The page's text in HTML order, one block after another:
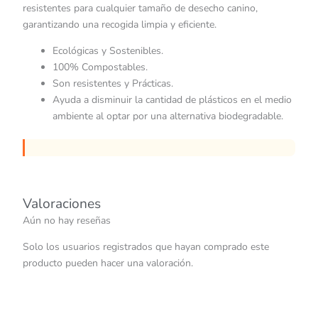
resistentes para cualquier tamaño de desecho canino,
garantizando una recogida limpia y eficiente.
Ecológicas y Sostenibles.
100% Compostables.
Son resistentes y Prácticas.
Ayuda a disminuir la cantidad de plásticos en el medio
ambiente al optar por una alternativa biodegradable.
Valoraciones
Aún no hay reseñas
Solo los usuarios registrados que hayan comprado este
producto pueden hacer una valoración.